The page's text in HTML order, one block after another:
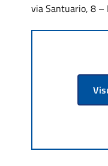
via Santuario, 8 –